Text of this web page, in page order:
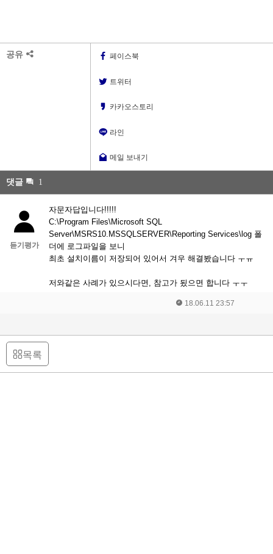
공유 페이스북
트위터
카카오스토리
라인
메일 보내기
댓글 1
듣기평가
자문자답입니다!!!!!
C:\Program Files\Microsoft SQL
Server\MSRS10.MSSQLSERVER\Reporting Services\log 폴
더에 로그파일을 보니
최초 설치이름이 저장되어 있어서 겨우 해결봤습니다 ㅜㅠ
저와같은 사례가 있으시다면, 참고가 됬으면 합니다 ㅜㅜ
18.06.11 23:57
목록